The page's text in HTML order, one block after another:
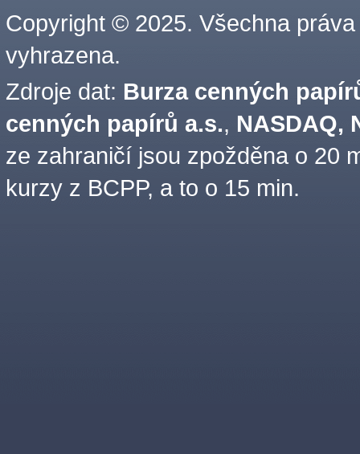
Copyright © 2025. Všechna práva
vyhrazena.
Zdroje dat: Burza cenných
cenných papírů a.s., NASDAQ,
ze zahraničí jsou zpožděna o 20
kurzy z BCPP, a to o 15 min.